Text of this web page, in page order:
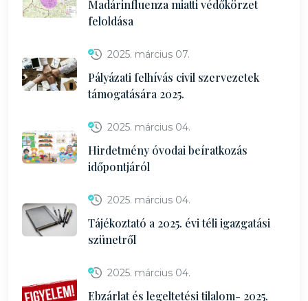
Madárinfluenza miatti védőkörzet
feloldása
2025. március 07.
Pályázati felhívás civil szervezetek
támogatására 2025.
2025. március 04.
Hirdetmény óvodai beíratkozás
időpontjáról
2025. március 04.
Tájékoztató a 2025. évi téli igazgatási
szünetről
2025. március 04.
Ebzárlat és legeltetési tilalom- 2025.